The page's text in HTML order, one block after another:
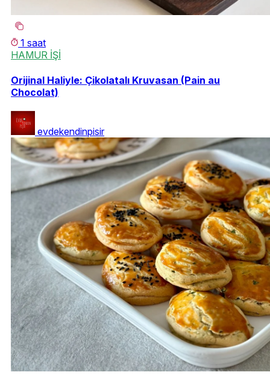
1 saat
HAMUR İŞİ
Orijinal Haliyle: Çikolatalı Kruvasan (Pain au
Chocolat)
evdekendinpisir